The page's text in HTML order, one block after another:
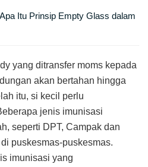
Itu Prinsip Empty Glass dalam
yang ditransfer moms kepada
akan bertahan hingga
itu, si kecil perlu
jenis imunisasi
seperti DPT, Campak dan
puskesmas-puskesmas.
imunisasi yang